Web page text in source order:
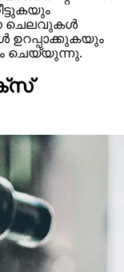
ചെലവുകൾ
ചെയ്യുന്നു.